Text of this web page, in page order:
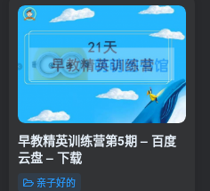
早教精英训练营第5期 – 百度
云盘 – 下载
亲子好的